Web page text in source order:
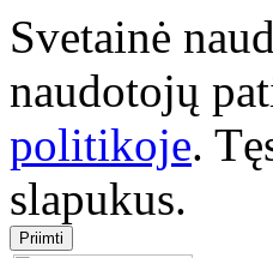
Svetainė
naudotojų
politikoje.
slapukus.
Priimti